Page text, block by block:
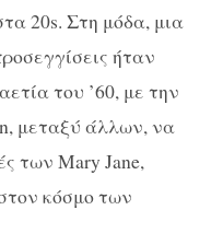
20s. Στη μόδα, μια
ήταν
του ’60, με την
μεταξύ άλλων, να
των Mary Jane,
κόσμο των